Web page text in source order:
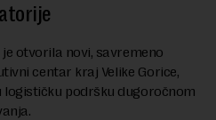
otvorila novi, savremeno
centar kraj Velike Gorice,
logističku podršku dugoročnom